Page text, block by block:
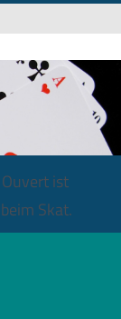
ist
Skat.